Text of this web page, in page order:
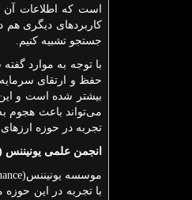
است که اطلاعات آن
کاربردهای دیگری هم
جستجو تشبیه کنیم.
با توجه به موارد
حفظ و ارتقای
بیشتر شده است و این
می‌تواند باعث هجوم
تجربه در حوزه
انجمن علمی یونیننس
موسسه یونیننس(
با تجربه در این حوزه